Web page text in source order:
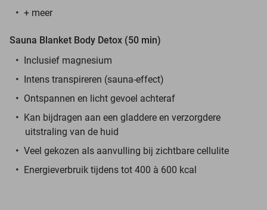
+ meer
Sauna Blanket Body Detox (50 min)
Inclusief magnesium
Intens transpireren (sauna-effect)
Ontspannen en licht gevoel achteraf
Kan bijdragen aan een gladdere en verzorgdere
uitstraling van de huid
Veel gekozen als aanvulling bij zichtbare cellulite
Energieverbruik tijdens tot 400 à 600 kcal